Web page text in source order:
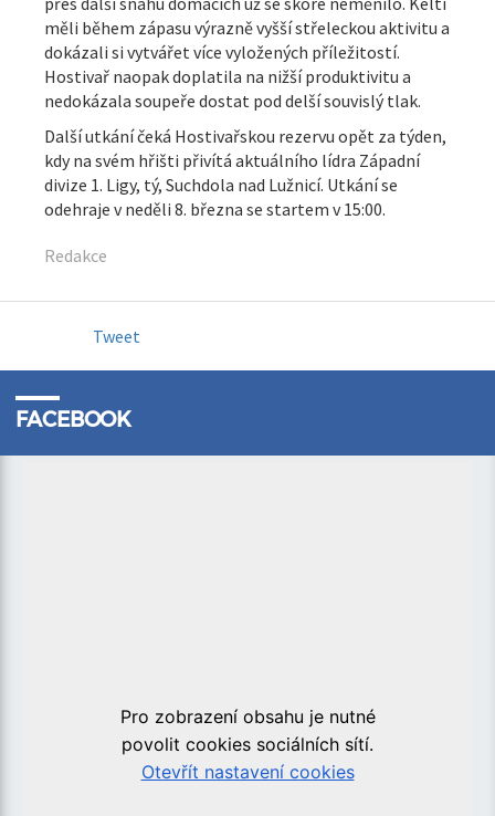
měli během zápasu výrazně vyšší střeleckou aktivitu a
dokázali si vytvářet více vyložených příležitostí.
Hostivař naopak doplatila na nižší produktivitu a
nedokázala soupeře dostat pod delší souvislý tlak.
Další utkání čeká Hostivařskou rezervu opět za týden,
kdy na svém hřišti přivítá aktuálního lídra Západní
divize 1. Ligy, tý, Suchdola nad Lužnicí. Utkání se
odehraje v neděli 8. března se startem v 15:00.
Redakce
Tweet
FACEBOOK